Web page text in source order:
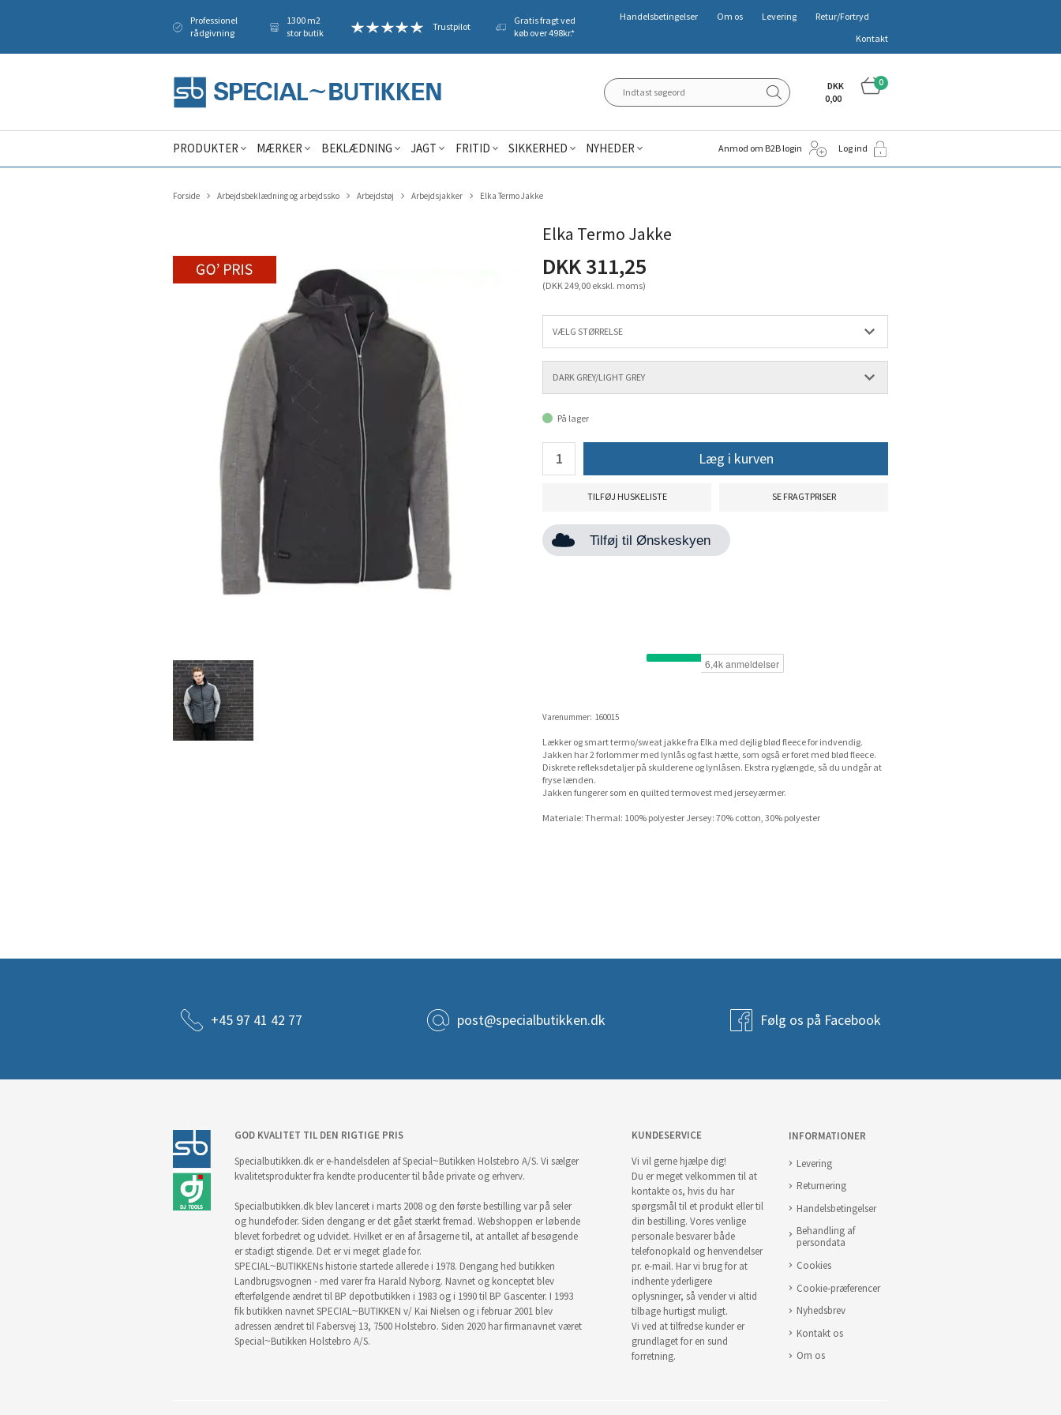
Professionel
rådgivning
1300 m2
stor butik
Trustpilot
Gratis fragt ved
køb over 498kr.*
Handelsbetingelser Om os Levering
Retur/Fortryd
Kontakt
0
DKK
0,00
PRODUKTER MÆRKER BEKLÆDNING JAGT FRITID SIKKERHED NYHEDER Anmod om B2B login Log ind
Forside Arbejdsbeklædning og arbejdssko Arbejdstøj Arbejdsjakker Elka Termo Jakke
Elka Termo Jakke
DKK 311,25
(DKK 249,00 ekskl. moms)
På lager
Læg i kurven
TILFØJ HUSKELISTE SE FRAGTPRISER
Tilføj til Ønskeskyen
Varenummer: 160015
Lækker og smart termo/sweat jakke fra Elka med dejlig blød fleece for indvendig.
Jakken har 2 forlommer med lynlås og fast hætte, som også er foret med blød fleece.
Diskrete refleksdetaljer på skulderene og lynlåsen. Ekstra ryglængde, så du undgår at
fryse lænden.
Jakken fungerer som en quilted termovest med jerseyærmer.
Materiale: Thermal: 100% polyester Jersey: 70% cotton, 30% polyester
+45 97 41 42 77 post@specialbutikken.dk Følg os på Facebook
GOD KVALITET TIL DEN RIGTIGE PRIS
Specialbutikken.dk er e-handelsdelen af Special~Butikken Holstebro A/S. Vi sælger
kvalitetsprodukter fra kendte producenter til både private og erhverv.
Specialbutikken.dk blev lanceret i marts 2008 og den første bestilling var på seler
og hundefoder. Siden dengang er det gået stærkt fremad. Webshoppen er løbende
blevet forbedret og udvidet. Hvilket er en af årsagerne til, at antallet af besøgende
er stadigt stigende. Det er vi meget glade for.
SPECIAL~BUTIKKENs historie startede allerede i 1978. Dengang hed butikken
Landbrugsvognen - med varer fra Harald Nyborg. Navnet og konceptet blev
efterfølgende ændret til BP depotbutikken i 1983 og i 1990 til BP Gascenter. I 1993
fik butikken navnet SPECIAL~BUTIKKEN v/ Kai Nielsen og i februar 2001 blev
adressen ændret til Fabersvej 13, 7500 Holstebro. Siden 2020 har firmanavnet været
Special~Butikken Holstebro A/S.
KUNDESERVICE
Vi vil gerne hjælpe dig!
Du er meget velkommen til at
kontakte os, hvis du har
spørgsmål til et produkt eller til
din bestilling. Vores venlige
personale besvarer både
telefonopkald og henvendelser
pr. e-mail. Har vi brug for at
indhente yderligere
oplysninger, så vender vi altid
tilbage hurtigst muligt.
Vi ved at tilfredse kunder er
grundlaget for en sund
forretning.
INFORMATIONER
Levering
Returnering
Handelsbetingelser
Behandling af
persondata
Cookies
Cookie-præferencer
Nyhedsbrev
Kontakt os
Om os